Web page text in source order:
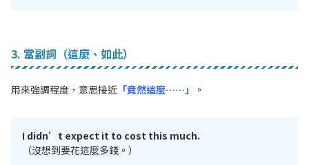
3. 當副詞（這麼、如此）
用來強調程度，意思接近 「竟然這麼……」 。
I didn’t expect it to cost this much.
（沒想到要花這麼多錢。）